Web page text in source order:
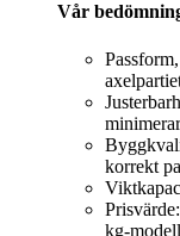
Vår
korrekt